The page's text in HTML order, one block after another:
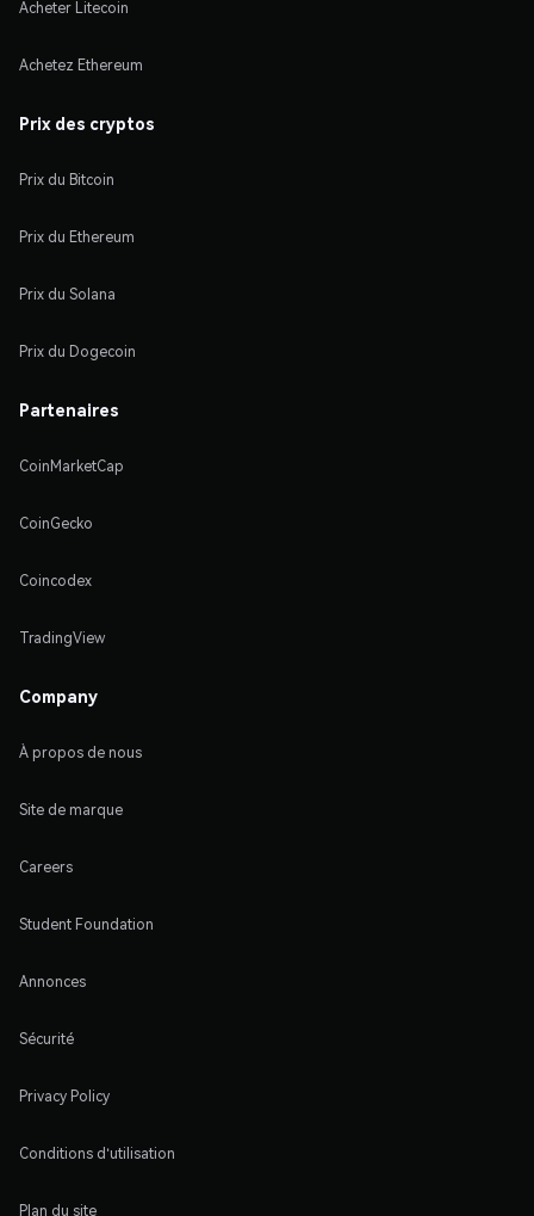
Acheter Litecoin
Achetez Ethereum
Prix des cryptos
Prix du Bitcoin
Prix du Ethereum
Prix du Solana
Prix du Dogecoin
Partenaires
CoinMarketCap
CoinGecko
Coincodex
TradingView
Company
À propos de nous
Site de marque
Careers
Student Foundation
Annonces
Sécurité
Privacy Policy
Conditions d'utilisation
Plan du site